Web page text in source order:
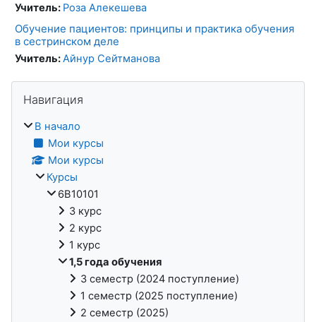
Учитель: Роза Алекешева
Обучение пациентов: принципы и практика обучения
в сестринском деле
Учитель:Айнур Сейтманова
Блоки
Навигация
В начало
Мои курсы
Мои курсы
Курсы
6В10101
3 курс
2 курс
1 курс
1,5 года обучения
3 семестр (2024 поступление)
1 семестр (2025 поступление)
2 семестр (2025)